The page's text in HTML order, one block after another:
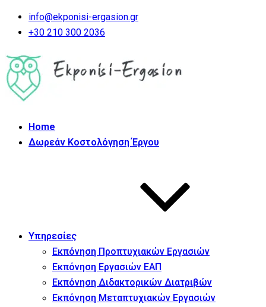
info@ekponisi-ergasion.gr
+30 210 300 2036
Home
Δωρεάν Κοστολόγηση Έργου
Υπηρεσίες
Εκπόνηση Προπτυχιακών Εργασιών
Εκπόνηση Εργασιών ΕΑΠ
Εκπόνηση Διδακτορικών Διατριβών
Εκπόνηση Μεταπτυχιακών Εργασιών